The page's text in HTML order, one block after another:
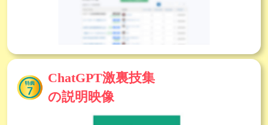
ChatGPT激裏技集
の説明映像